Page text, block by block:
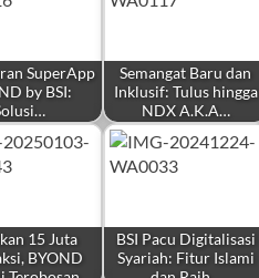
SuperApp
by BSI:
Semangat Baru dan
Inklusif: Tulus hingga
NDX A.K.A…
15 Juta
BYOND
BSI Pacu Digitalisasi
Syariah: Fitur Islami